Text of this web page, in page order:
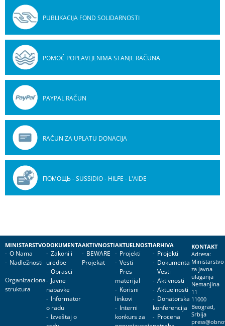
PUBLIKACIJA FOND SOLIDARNOSTI
POMOĆ POPLAVLJENIMA STANJE RAČUNA
PAYPAL RAČUN
RAČUN ZA UPLATU DONACIJA
ПОМОЩЬ - SUSSIDIO - HILFE - L'AIDE
MINISTARSTVO
O Nama
Nadležnosti
Organizaciona
struktura
DOKUMENTA
Zakoni i
uredbe
Obrasci
Javne
nabavke
Informator
o radu
Izveštaj o
AKTIVNOSTI
BEWARE
Projekat
AKTUELNOSTI
Projekti
Vesti
Pres
materijal
Korisni
linkovi
Interni
konkurs za
ARHIVA
Projekti
Dokumenta
Vesti
Aktivnosti
Aktuelnosti
Donatorska
konferencija
Procena
KONTAKT
Adresa:
Ministarstvo
za javna
ulaganja
Nemanjina
11
11000
Beograd,
Srbija